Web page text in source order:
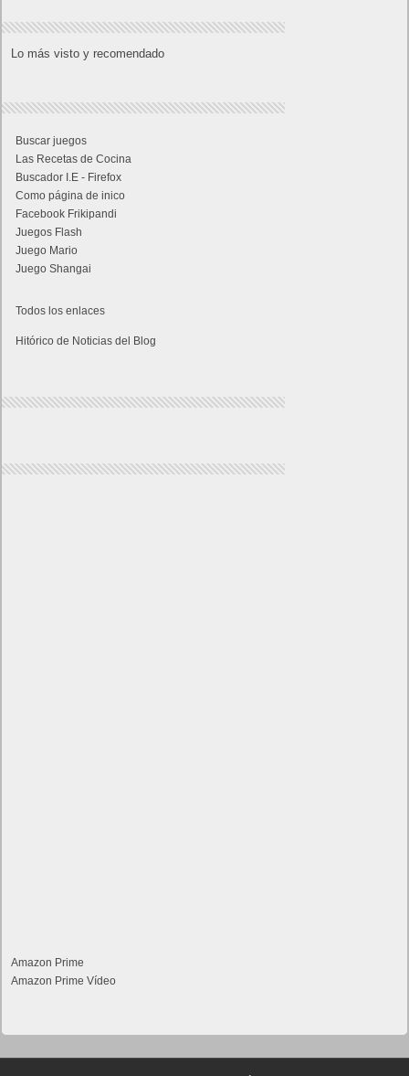
Lo más visto y recomendado
Buscar juegos
Las Recetas de Cocina
Buscador I.E - Firefox
Como página de inico
Facebook Frikipandi
Juegos Flash
Juego Mario
Juego Shangai
Todos los enlaces
Hitórico de Noticias del Blog
Amazon Prime
Amazon Prime Vídeo